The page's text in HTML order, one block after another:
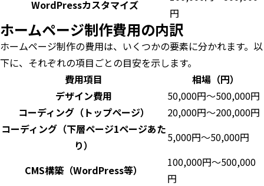
WordPressカスタマイズ
円
ホームページ制作費用の内訳
ホームページ制作の費用は、いくつかの要素に分かれます。以
下に、それぞれの項目ごとの目安を示します。
費用項目
相場（円）
デザイン費用
50,000円〜500,000円
コーディング（トップページ）
20,000円〜200,000円
コーディング（下層ページ1ページあた
り）
5,000円〜50,000円
CMS構築（WordPress等）
100,000円〜500,000
円